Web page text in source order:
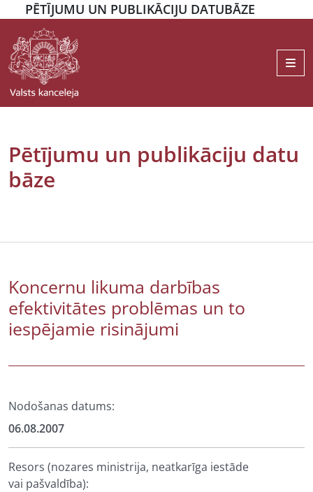
PĒTĪJUMU UN PUBLIKĀCIJU DATUBĀZE
Pētījumu un publikāciju datu
bāze
Koncernu likuma darbības
efektivitātes problēmas un to
iespējamie risinājumi
Nodošanas datums:
06.08.2007
Resors (nozares ministrija, neatkarīga iestāde
vai pašvaldība):